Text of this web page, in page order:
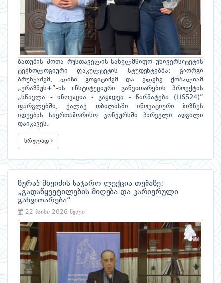
ბათუმის შოთა რუსთაველის სახელმწიფო უნივერსიტეტის
ტექნოლოგიური ფაკულტეტის სტუდენტებმა: გიორგი
ბრუნჯაძემ, ლიზი გოგიტიძემ და ელენე ქობალიამ
„ერაზმუს+”-ის ინსტიტუციური განვითარების პროექტის
„სწავლა - ინოვაცია - გაყიდვა - წარმატება (LISS24)”
ფარგლებში, ქალაქ თბილისში ინოვაციური ბიზნეს
იდეების საერთაშორისო კონკურსში პირველი ადგილი
დაიკავეს.
სრულად
ზურაბ მხეიძის საჯარო ლექცია თემაზე:
„გადაწყვეტილების მიღება და კარიერული
განვითარება“
22 მაისი 2026 წელი